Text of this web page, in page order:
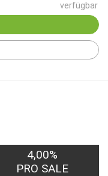
verfügbar
4,00%
PRO SALE